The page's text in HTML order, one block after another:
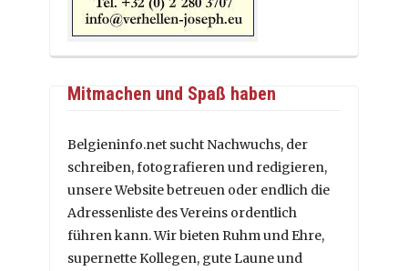
Mitmachen und Spaß haben
Belgieninfo.net sucht Nachwuchs, der
schreiben, fotografieren und redigieren,
unsere Website betreuen oder endlich die
Adressenliste des Vereins ordentlich
führen kann. Wir bieten Ruhm und Ehre,
supernette Kollegen, gute Laune und